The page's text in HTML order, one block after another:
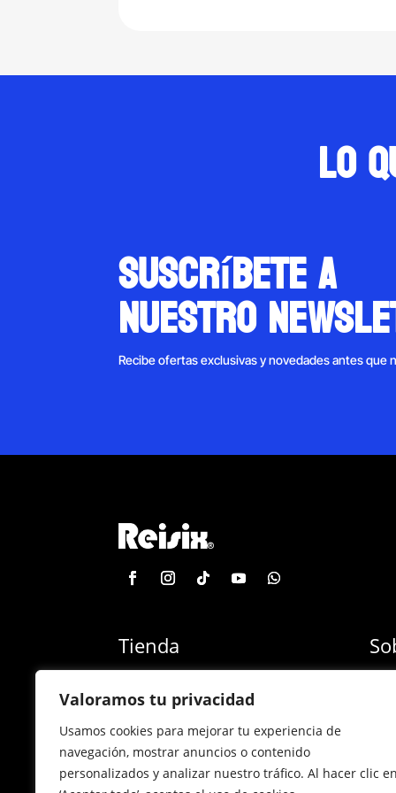
Valoramos tu privacidad
Usamos cookies para mejorar tu experiencia de
navegación, mostrar anuncios o contenido
personalizados y analizar nuestro tráfico. Al hacer clic en
Lo
suscríbete a
nuestro
Recibe ofertas exclusivas y novedades antes que
Tienda
¡Las mejores ofertas!
Back to school